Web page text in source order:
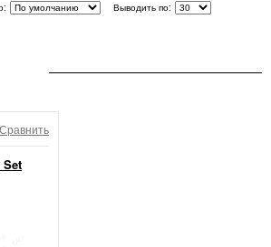
Выводить по:
Сравнить
Set